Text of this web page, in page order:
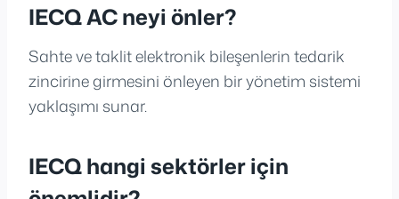
IECQ AC neyi önler?
Sahte ve taklit elektronik bileşenlerin tedarik
zincirine girmesini önleyen bir yönetim sistemi
yaklaşımı sunar.
IECQ hangi sektörler için